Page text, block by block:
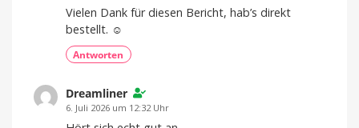
Vielen Dank für diesen Bericht, hab’s direkt
bestellt. ☺️
Antworten
Dreamliner
6. Juli 2026 um 12:32 Uhr